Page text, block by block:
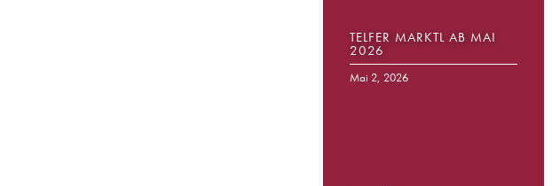
TELFER MARKTL AB MAI
2026
Mai 2, 2026